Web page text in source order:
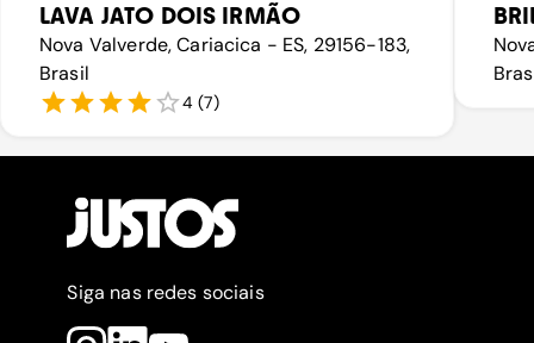
LAVA JATO DOIS IRMÃO
Nova Valverde, Cariacica - ES, 29156-183,
Brasil
4 (7)
Siga nas redes sociais